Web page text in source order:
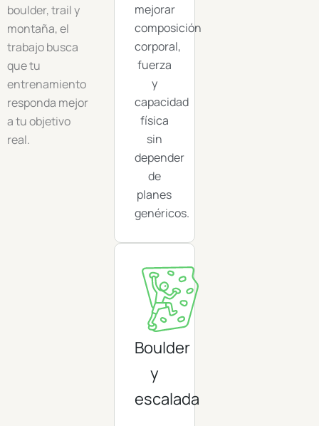
boulder, trail y
montaña, el
trabajo busca
que tu
entrenamiento
responda mejor
a tu objetivo
real.
mejorar
composición
corporal,
fuerza
y
capacidad
física
sin
depender
de
planes
genéricos.
Boulder
y
escalada